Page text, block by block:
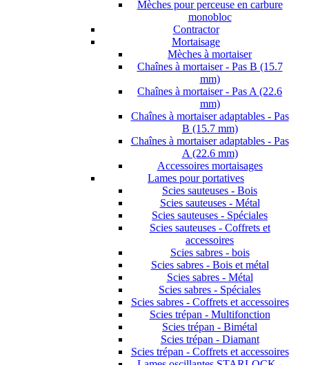
Mèches pour perceuse en carbure
monobloc
Contractor
Mortaisage
Mèches à mortaiser
Chaînes à mortaiser - Pas B (15.7
mm)
Chaînes à mortaiser - Pas A (22.6
mm)
Chaînes à mortaiser adaptables - Pas
B (15.7 mm)
Chaînes à mortaiser adaptables - Pas
A (22.6 mm)
Accessoires mortaisages
Lames pour portatives
Scies sauteuses - Bois
Scies sauteuses - Métal
Scies sauteuses - Spéciales
Scies sauteuses - Coffrets et
accessoires
Scies sabres - bois
Scies sabres - Bois et métal
Scies sabres - Métal
Scies sabres - Spéciales
Scies sabres - Coffrets et accessoires
Scies trépan - Multifonction
Scies trépan - Bimétal
Scies trépan - Diamant
Scies trépan - Coffrets et accessoires